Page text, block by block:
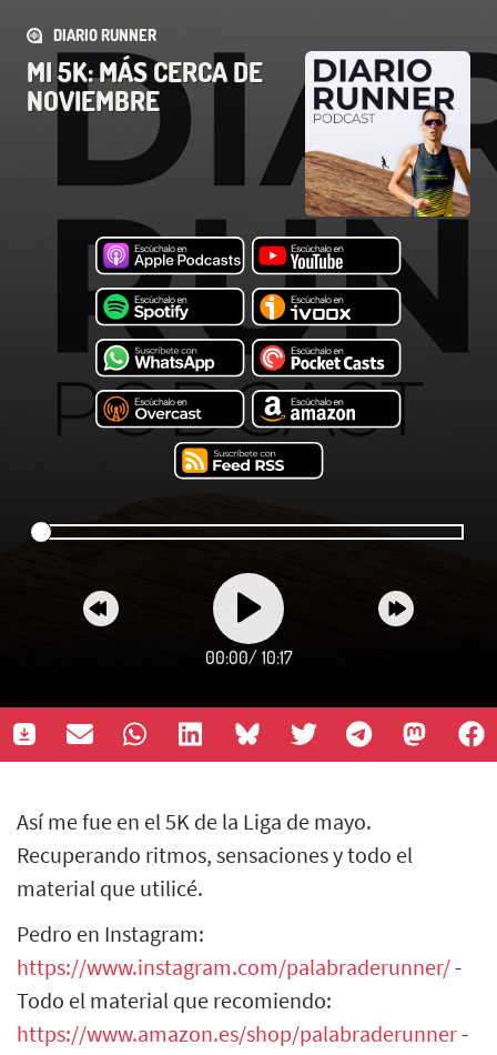
DIARIO RUNNER
MI 5K: MÁS CERCA DE
NOVIEMBRE
00:00/ 10:17
Así me fue en el 5K de la Liga de mayo.
Recuperando ritmos, sensaciones y todo el
material que utilicé.
Pedro en Instagram:
https://www.instagram.com/palabraderunner/-
Todo el material que recomiendo:
https://www.amazon.es/shop/palabraderunner-